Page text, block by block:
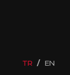
TR EN